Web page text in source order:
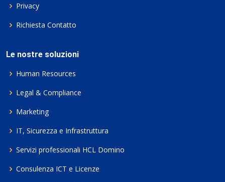
Privacy
Richiesta Contatto
Le nostre soluzioni
Human Resources
Legal & Compliance
Marketing
IT, Sicurezza e Infrastruttura
Servizi professionali HCL Domino
Consulenza ICT e Licenze